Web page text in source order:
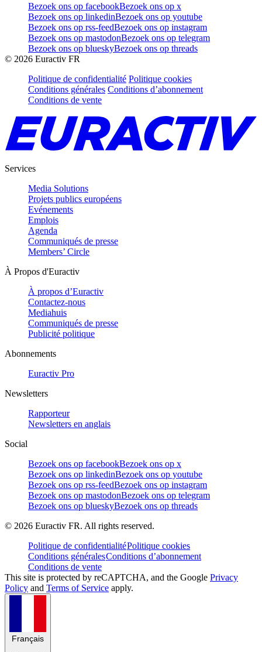
Bezoek ons op facebookBezoek ons op x
Bezoek ons op linkedinBezoek ons op youtube
Bezoek ons op rss-feedBezoek ons op instagram
Bezoek ons op mastodonBezoek ons op telegram
Bezoek ons op blueskyBezoek ons op threads
© 2026 Euractiv FR
Politique de confidentialité Politique cookies
Conditions générales Conditions d’abonnement
Conditions de vente
Services
Media Solutions
Projets publics européens
Evénements
Emplois
Agenda
Communiqués de presse
Members’ Circle
À Propos d'Euractiv
À propos d’Euractiv
Contactez-nous
Mediahuis
Communiqués de presse
Publicité politique
Abonnements
Euractiv Pro
Newsletters
Rapporteur
Newsletters en anglais
Social
Bezoek ons op facebookBezoek ons op x
Bezoek ons op linkedinBezoek ons op youtube
Bezoek ons op rss-feedBezoek ons op instagram
Bezoek ons op mastodonBezoek ons op telegram
Bezoek ons op blueskyBezoek ons op threads
© 2026 Euractiv FR. All rights reserved.
Politique de confidentialitéPolitique cookies
Conditions généralesConditions d’abonnement
Conditions de vente
This site is protected by reCAPTCHA, and the Google Privacy
Policy and Terms of Service apply.
Français